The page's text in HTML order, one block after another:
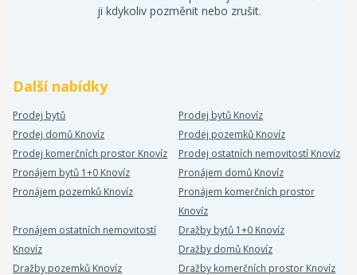
ji kdykoliv pozměnit nebo zrušit.
Další nabídky
Prodej bytů
Prodej bytů Knovíz
Prodej domů Knovíz
Prodej pozemků Knovíz
Prodej komerčních prostor Knovíz
Prodej ostatních nemovitostí Knovíz
Pronájem bytů 1+0 Knovíz
Pronájem domů Knovíz
Pronájem pozemků Knovíz
Pronájem komerčních prostor
Knovíz
Pronájem ostatních nemovitostí
Knovíz
Dražby bytů 1+0 Knovíz
Dražby domů Knovíz
Dražby pozemků Knovíz
Dražby komerčních prostor Knovíz